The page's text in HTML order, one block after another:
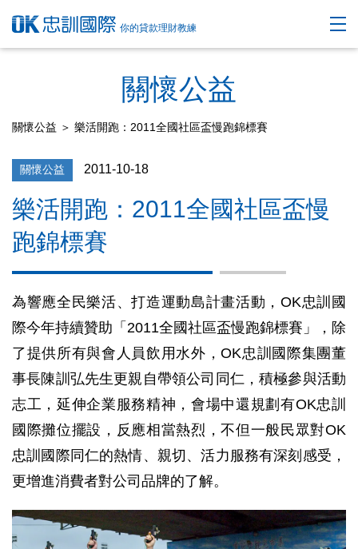
你的貸款理財教練
關懷公益
關懷公益 ＞ 樂活開跑：2011全國社區盃慢跑錦標賽
關懷公益 2011-10-18
樂活開跑：2011全國社區盃慢
跑錦標賽
為響應全民樂活、打造運動島計畫活動，OK忠訓國
際今年持續贊助「2011全國社區盃慢跑錦標賽」，除
了提供所有與會人員飲用水外，OK忠訓國際集團董
事長陳訓弘先生更親自帶領公司同仁，積極參與活動
志工，延伸企業服務精神，會場中還規劃有OK忠訓
國際攤位擺設，反應相當熱烈，不但一般民眾對OK
忠訓國際同仁的熱情、親切、活力服務有深刻感受，
更增進消費者對公司品牌的了解。